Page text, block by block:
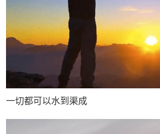
一切都可以水到渠成